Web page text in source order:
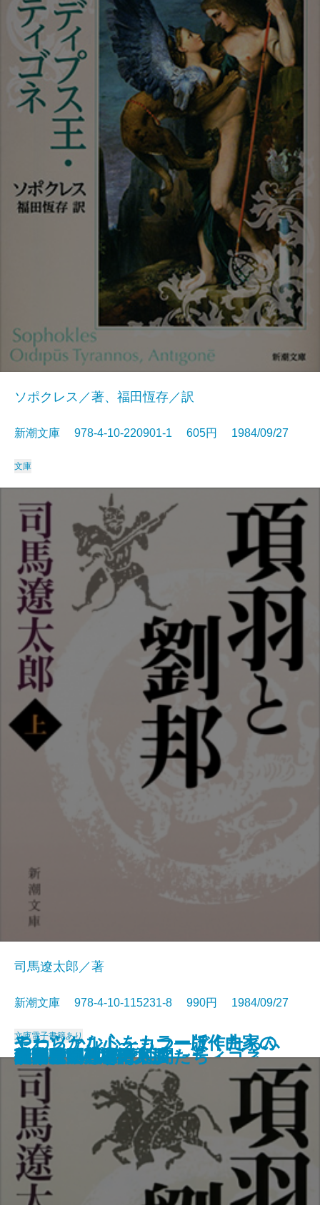
光る壁画
男の作法
モーツァルト―カラー版作曲家の
生涯―
やわらかな心をもつ―ぼくたちふ
たりの運・鈍・根―
エロチック街道
朝顔草紙
積木の箱〔上〕
積木の箱〔下〕
オイディプス王・アンティゴネ
ソポクレス／著、福田恆存／訳
新潮文庫 978-4-10-220901-1 605円 1984/09/27
文庫
項羽と劉邦〔上〕
司馬遼太郎／著
新潮文庫 978-4-10-115231-8 990円 1984/09/27
文庫電子書籍あり
項羽と劉邦〔中〕
項羽と劉邦〔下〕
孤剣 用心棒日月抄
私家版 日本語文法
ユタとふしぎな仲間たち
真田騒動―恩田木工―
同時代ゲーム
笑う月
遠い日の戦争
硫黄島に死す